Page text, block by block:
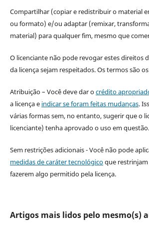
Compartilhar (copiar e redistribuir o material
ou formato) e/ou adaptar (remixar,
material) para qualquer fim, mesmo que
O licenciante não pode revogar estes direitos
da licença sejam respeitados. Os termos são
Atribuição – Você deve dar ocrédito
a licença e indicar se foram feitas mudanças.
várias formas sem, no entanto, sugerir que o
licenciante) tenha aprovado o uso em questão.
Sem restrições adicionais - Você não pode
medidas de caráter tecnológicoque
fazerem algo permitido pela licença.
Artigos mais lidos pelo mesmo(s)